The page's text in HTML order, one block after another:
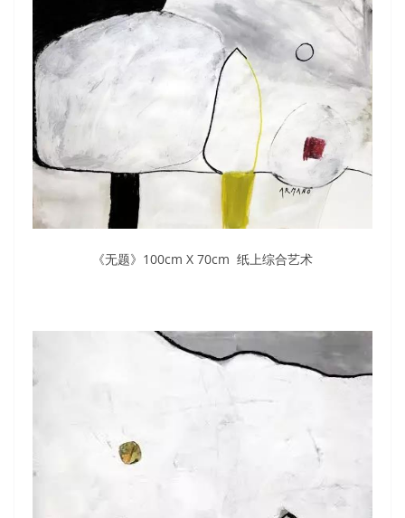
《无题》100cm X 70cm 纸上综合艺术